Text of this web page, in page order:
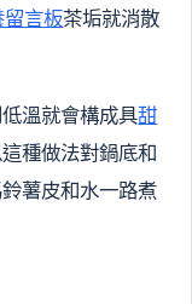
言板茶垢就消散
溫就會構成具甜
這種做法對鍋底和
薯皮和水一路煮